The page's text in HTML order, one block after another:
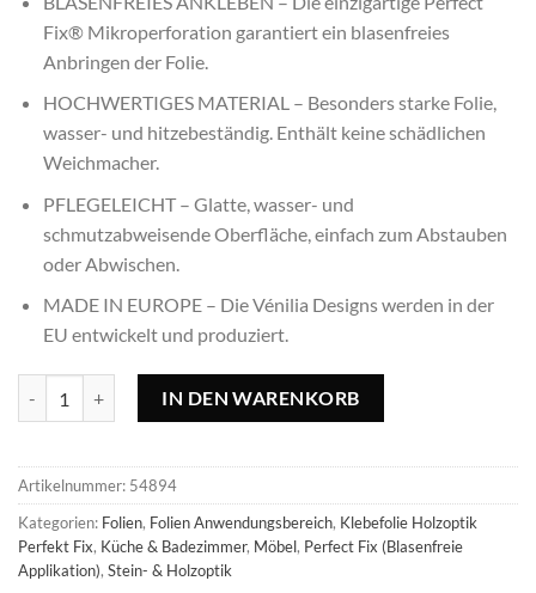
Fix® Mikroperforation garantiert ein blasenfreies
Anbringen der Folie.
HOCHWERTIGES MATERIAL – Besonders starke Folie,
wasser- und hitzebeständig. Enthält keine schädlichen
Weichmacher.
PFLEGELEICHT – Glatte, wasser- und
schmutzabweisende Oberfläche, einfach zum Abstauben
oder Abwischen.
MADE IN EUROPE – Die Vénilia Designs werden in der
EU entwickelt und produziert.
IN DEN WARENKORB
Artikelnummer: 54894
Kategorien: Folien, Folien Anwendungsbereich, Klebefolie Holzoptik
Perfekt Fix, Küche & Badezimmer, Möbel, Perfect Fix (Blasenfreie
Applikation), Stein- & Holzoptik